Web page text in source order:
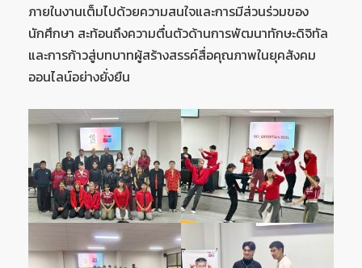
ภายในงานเต็มไปด้วยความสนใจและการมีส่วนร่วมของ
นักศึกษา สะท้อนถึงความตื่นตัวด้านการพัฒนาทักษะดิจิทัล
และการก้าวสู่บทบาทผู้สร้างสรรค์สื่อคุณภาพในยุคสังคม
ออนไลน์อย่างยั่งยืน